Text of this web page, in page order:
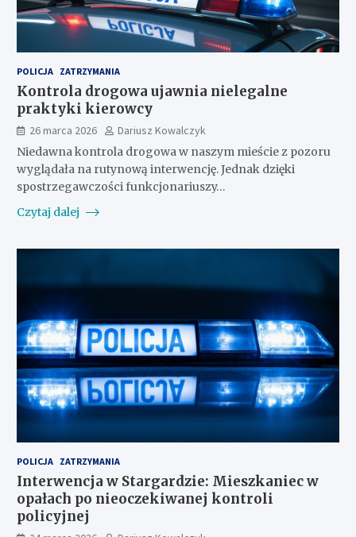
POLICJA ZATRZYMANIA
Kontrola drogowa ujawnia nielegalne
praktyki kierowcy
26 marca 2026
Dariusz Kowalczyk
Niedawna kontrola drogowa w naszym mieście z pozoru
wyglądała na rutynową interwencję. Jednak dzięki
spostrzegawczości funkcjonariuszy…
Czytaj dalej
POLICJA ZATRZYMANIA
Interwencja w Stargardzie: Mieszkaniec w
opałach po nieoczekiwanej kontroli
policyjnej